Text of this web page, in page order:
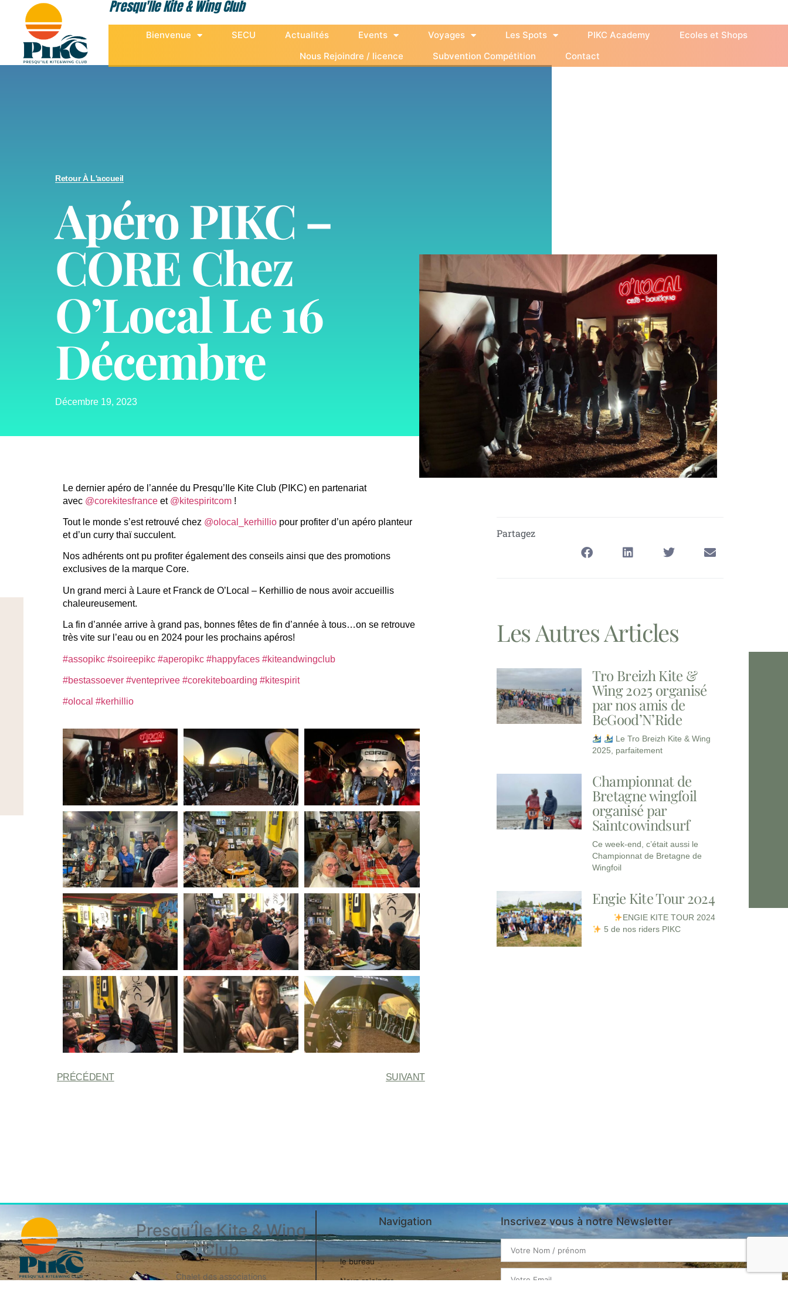
Presqu'Île Kite & Wing Club
Bienvenue SECU Actualités Events Voyages Les Spots PIKC Academy
Ecoles et Shops
Nous Rejoindre / licence
Subvention Compétition Contact
Retour À L'accueil
Apéro PIKC –
CORE Chez
O’Local Le 16
Décembre
Décembre 19, 2023
Le dernier apéro de l’année du Presqu’Ile Kite Club (PIKC) en partenariat
avec @corekitesfranceet @kitespiritcom!
Tout le monde s’est retrouvé chez @olocal_kerhilliopour profiter d’un apéro planteur
et d’un curry thaï succulent.
Nos adhérents ont pu profiter également des conseils ainsi que des promotions
exclusives de la marque Core.
Un grand merci à Laure et Franck de O’Local – Kerhillio de nous avoir accueillis
chaleureusement.
La fin d’année arrive à grand pas, bonnes fêtes de fin d’année à tous…on se retrouve
très vite sur l’eau ou en 2024 pour les prochains apéros!
#assopikc #soireepikc #aperopikc #happyfaces #kiteandwingclub
#bestassoever #venteprivee #corekiteboarding #kitespirit
#olocal #kerhillio
PRÉCÉDENT SUIVANT
Partagez
Les Autres Articles
Tro Breizh Kite &
Wing 2025 organisé
par nos amis de
BeGood’N’Ride
Le Tro Breizh Kite & Wing
2025, parfaitement
Championnat de
Bretagne wingfoil
organisé par
Saintcowindsurf
Ce week-end, c’était aussi le
Championnat de Bretagne de
Wingfoil
Engie Kite Tour 2024
ENGIE KITE TOUR 2024
5 de nos riders PIKC
Presqu’Île Kite & Wing
Club
Chalet des associations
Navigation
le bureau
Nous rejoindre
Inscrivez vous à notre Newsletter